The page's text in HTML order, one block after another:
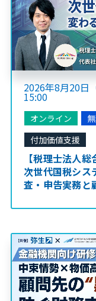
2026年8月20日
15:00
オンライン
付加価値支援
【税理士法人
次世代国税シス
査・申告実務と